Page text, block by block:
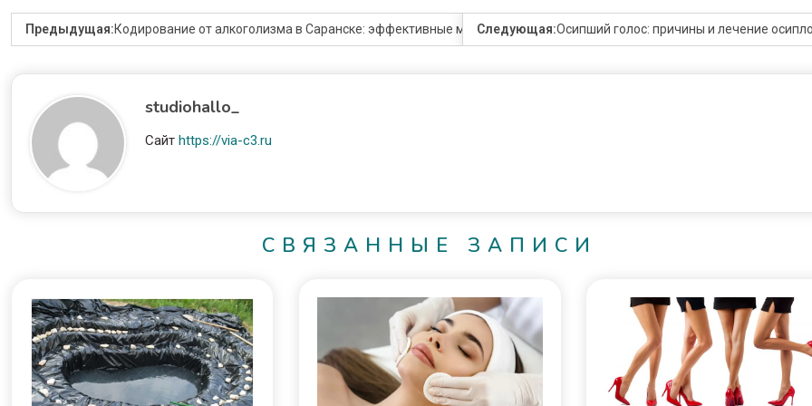
Предыдущая:Кодирование от алкоголизма в Саранске: эффективные методы борьбы с зависимостью
Следующая:Осипший голос: причины и лечение
studiohallo_
Сайт https://via-c3.ru
СВЯЗАННЫЕ ЗАПИСИ